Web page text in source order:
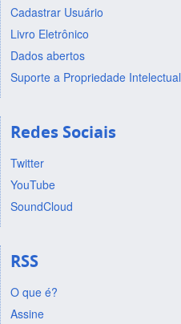
Cadastrar Usuário
Livro Eletrônico
Dados abertos
Suporte a Propriedade Intelectual
Redes Sociais
Twitter
YouTube
SoundCloud
RSS
O que é?
Assine